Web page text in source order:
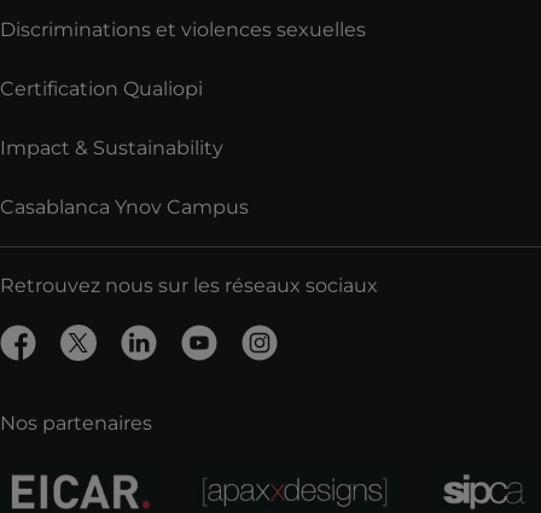
Discriminations et violences sexuelles
Certification Qualiopi
Impact & Sustainability
Casablanca Ynov Campus
Retrouvez nous sur les réseaux sociaux
Nos partenaires